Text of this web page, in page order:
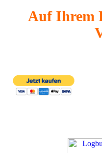
Auf Ihrem